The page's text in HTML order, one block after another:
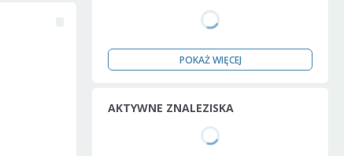
POKAŻ WIĘCEJ
AKTYWNE ZNALEZISKA